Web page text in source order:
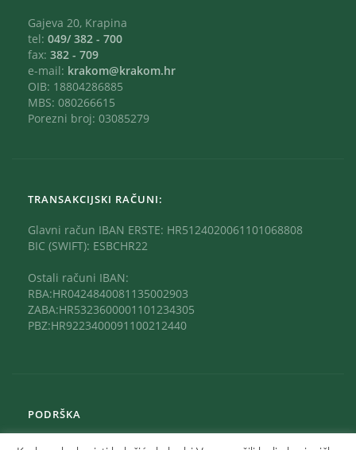
Gajeva 20, Krapina
tel: 049/ 382 - 700
fax: 382 - 709
e-mail: krakom@krakom.hr
OIB: 18804286885
MBS: 080266615
Porezni broj: 03085279
TRANSAKCIJSKI RAČUNI:
Glavni račun IBAN ERSTE: HR5124020061101068808
BIC (SWIFT): ESBCHR22
Ostali računi IBAN:
RBA:HR0424840081135002903
ZABA:HR5323600001101234305
PBZ:HR9223400091100212440
PODRŠKA